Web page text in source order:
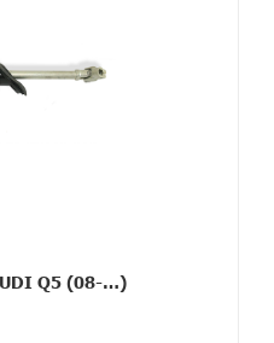
Q5 (08-…)